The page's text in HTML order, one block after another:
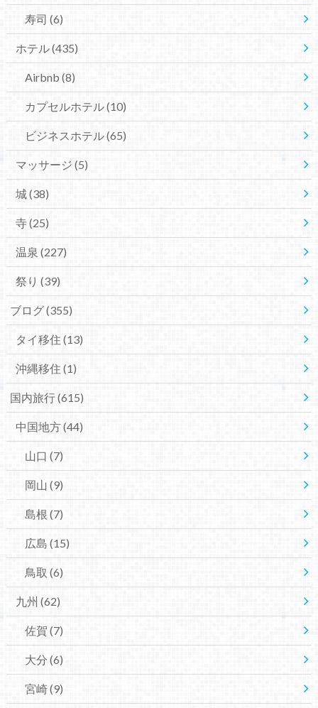
寿司 (6)
ホテル(435)
Airbnb (8)
カプセルホテル(10)
ビジネスホテル(65)
マッサージ (5)
城(38)
寺(25)
温泉 (227)
祭り (39)
ブログ(355)
タイ移住 (13)
沖縄移住 (1)
国内旅行(615)
中国地方(44)
山口 (7)
岡山 (9)
島根 (7)
広島 (15)
鳥取 (6)
九州 (62)
佐賀 (7)
大分 (6)
宮崎(9)